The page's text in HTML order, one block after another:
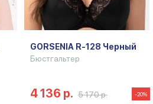
GORSENIA R-128 Черный
Бюстгальтер
4 136 р. 5 170 р. -20%